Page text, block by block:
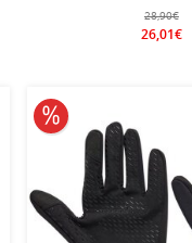
28,90€
26,01€
10% reduziert